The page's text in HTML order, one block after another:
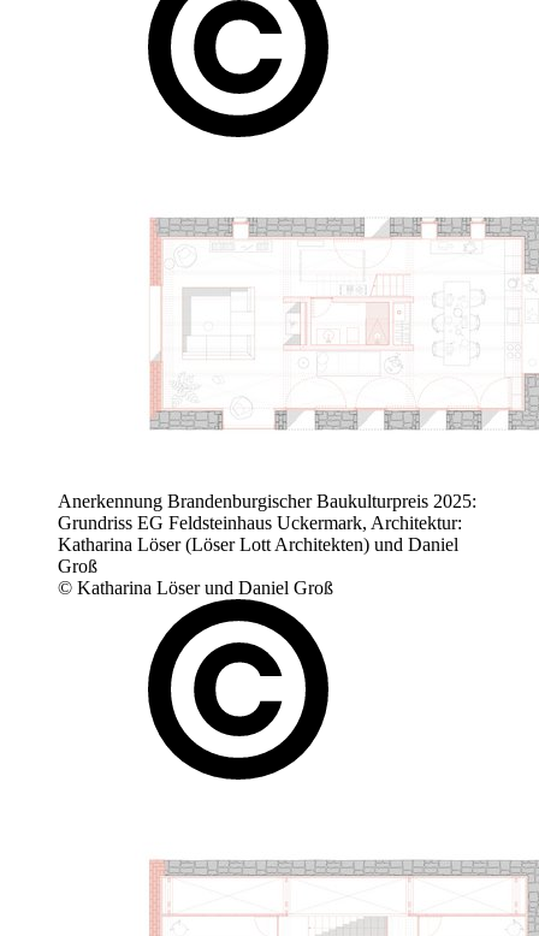
Anerkennung Brandenburgischer Baukulturpreis 2025:
Grundriss EG Feldsteinhaus Uckermark, Architektur:
Katharina Löser (Löser Lott Architekten) und Daniel
Groß
© Katharina Löser und Daniel Groß